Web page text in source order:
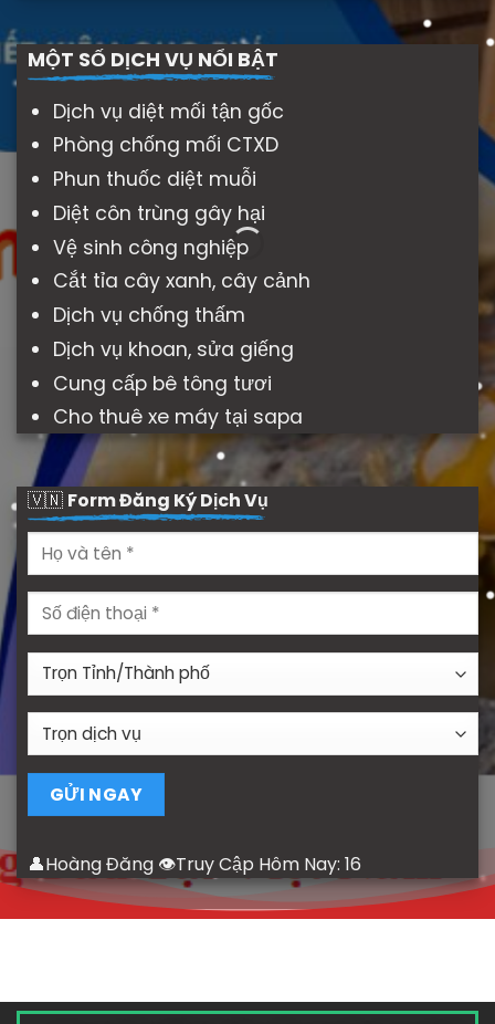
MỘT SỐ DỊCH VỤ NỔI BẬT
Dịch vụ diệt mối tận gốc
Phòng chống mối CTXD
Phun thuốc diệt muỗi
Diệt côn trùng gây hại
Vệ sinh công nghiệp
Cắt tỉa cây xanh, cây cảnh
Dịch vụ chống thấm
Dịch vụ khoan, sửa giếng
Cung cấp bê tông tươi
Cho thuê xe máy tại sapa
🇻🇳 Form Đăng Ký Dịch Vụ
👤Hoàng Đăng 👁Truy Cập Hôm Nay: 16